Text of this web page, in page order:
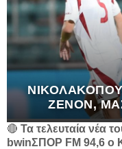
ΖΕΝΌΝ,
🔴 Τα τελευταία νέα
bwinΣΠΟΡ FM 94,6 ο